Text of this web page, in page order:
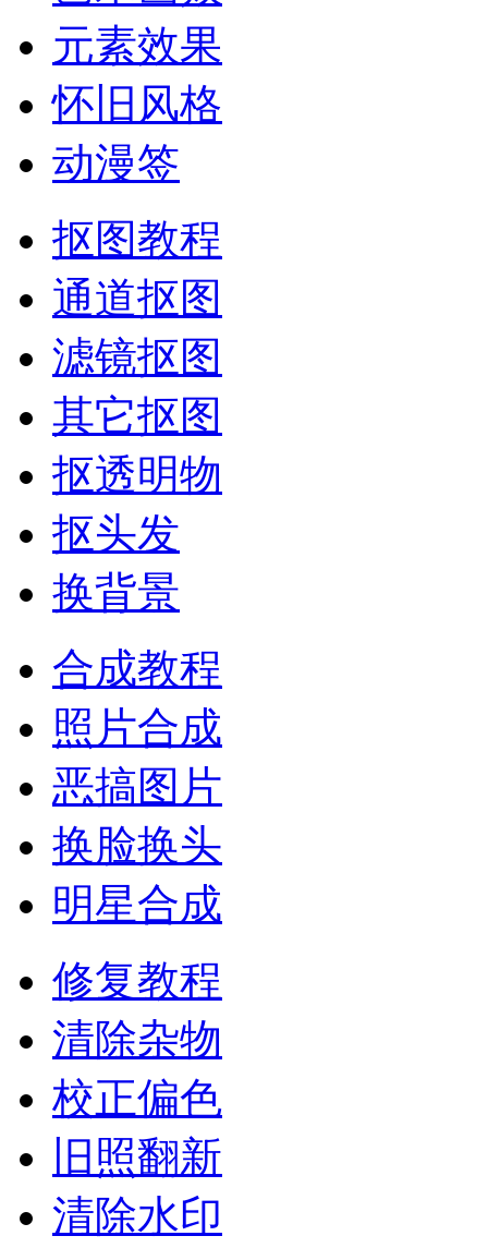
元素效果
怀旧风格
动漫签
抠图教程
通道抠图
滤镜抠图
其它抠图
抠透明物
抠头发
换背景
合成教程
照片合成
恶搞图片
换脸换头
明星合成
修复教程
清除杂物
校正偏色
旧照翻新
清除水印